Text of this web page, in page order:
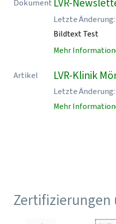
Dokument LVR-
Letzte Änderung:
Bildtext Test
Mehr
Artikel LVR-Klinik
Letzte Änderung:
Mehr